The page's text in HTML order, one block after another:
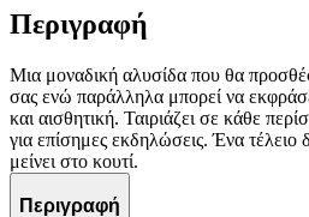
Περιγραφή
Μια μοναδική αλυσίδα που θα
σας ενώ παράλληλα μπορεί να
και αισθητική. Ταιριάζει σε κάθε
για επίσημες εκδηλώσεις. Ένα
μείνει στο κουτί.
Περιγραφή